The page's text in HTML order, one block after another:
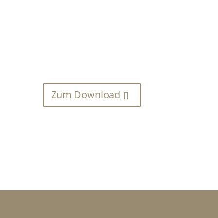
Zum Download